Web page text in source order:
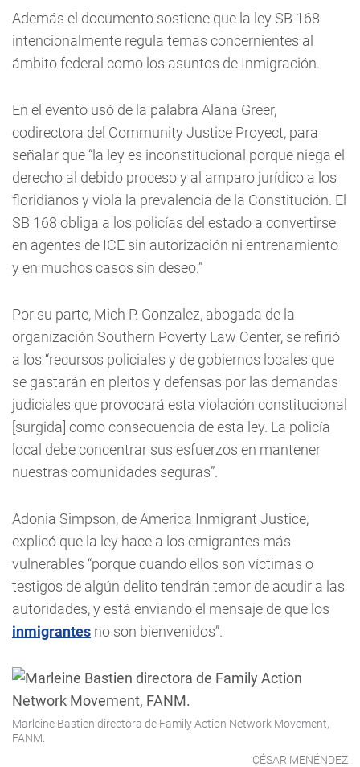
Además el documento sostiene que la ley SB 168
intencionalmente regula temas concernientes al
ámbito federal como los asuntos de Inmigración.
En el evento usó de la palabra Alana Greer,
codirectora del Community Justice Proyect, para
señalar que “la ley es inconstitucional porque niega el
derecho al debido proceso y al amparo jurídico a los
floridianos y viola la prevalencia de la Constitución. El
SB 168 obliga a los policías del estado a convertirse
en agentes de ICE sin autorización ni entrenamiento
y en muchos casos sin deseo.”
Por su parte, Mich P. Gonzalez, abogada de la
organización Southern Poverty Law Center, se refirió
a los “recursos policiales y de gobiernos locales que
se gastarán en pleitos y defensas por las demandas
judiciales que provocará esta violación constitucional
[surgida] como consecuencia de esta ley. La policía
local debe concentrar sus esfuerzos en mantener
nuestras comunidades seguras”.
Adonia Simpson, de America Inmigrant Justice,
explicó que la ley hace a los emigrantes más
vulnerables “porque cuando ellos son víctimas o
testigos de algún delito tendrán temor de acudir a las
autoridades, y está enviando el mensaje de que los
inmigrantes no son bienvenidos”.
Marleine Bastien directora de Family Action Network Movement,
FANM.
CÉSAR MENÉNDEZ